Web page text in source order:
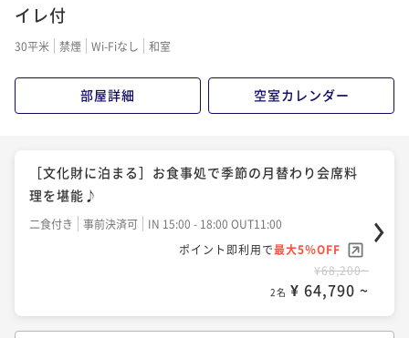
イレ付
30平米 禁煙 Wi-Fiなし 和室
部屋詳細 空室カレンダー
［文化財に泊まる］お食事処で季節の月替わり会席料
理を堪能♪
二食付き 事前決済可
IN 15:00 - 18:00 OUT11:00
ポイント即利用で最大5％OFF
¥68,200~
2名 ¥ 64,790 ~